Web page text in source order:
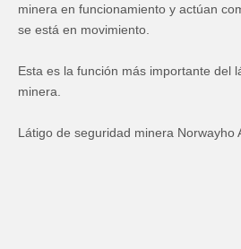
minera en funcionamiento y actúan
se está en movimiento.
Esta es la función más importante del
minera.
Látigo de seguridad minera Norwayho